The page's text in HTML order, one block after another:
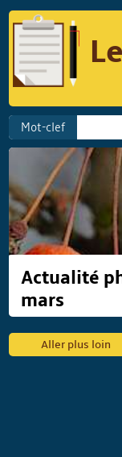
Mot-clef
Actualité
mars
Aller plus loin